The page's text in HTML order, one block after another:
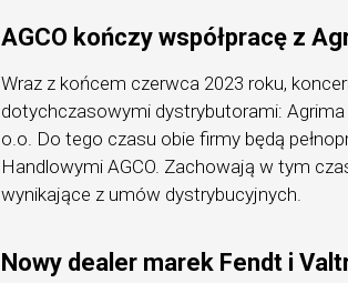
AGCO kończy współpracę z
Wraz z końcem czerwca 2023 roku,
dotychczasowymi dystrybutorami:
o.o. Do tego czasu obie firmy będą
Handlowymi AGCO. Zachowają w tym
wynikające z umów dystrybucyjnych.
Nowy dealer marek Fendt i